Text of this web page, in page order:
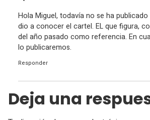
Hola Miguel, todavía no se ha
dio a conocer el cartel. EL que figura,
del año pasado como referencia. En
lo publicaremos.
Responder
Deja una